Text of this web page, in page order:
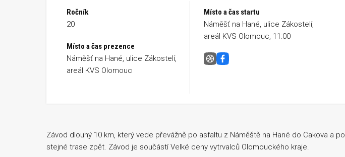
Ročník
20
Místo a čas prezence
Náměšť na Hané, ulice Zákostelí,
areál KVS Olomouc
Místo a čas startu
Náměšť na Hané, ulice Zákostelí,
areál KVS Olomouc, 11:00
Náměšťská desítka
Facebook
Závod dlouhý 10 km, který vede převážně po asfaltu z Náměště na Hané do Cakova a po
stejné trase zpět. Závod je součástí Velké ceny vytrvalců Olomouckého kraje.